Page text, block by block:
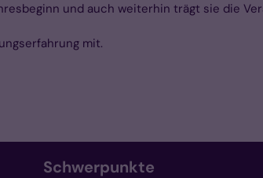
und auch weiterhin trägt sie die
mit.
Schwerpunkte